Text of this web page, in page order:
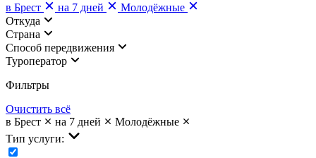
в Брест
на 7 дней
Молодёжные
Откуда
Страна
Cпособ передвижения
Туроператор
Фильтры
Очистить всё
в Брест
на 7 дней
Молодёжные
Тип услуги: